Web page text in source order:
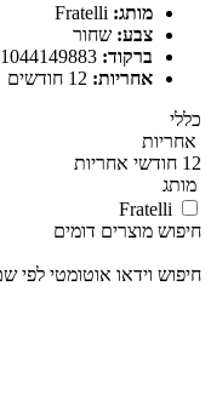
מותג:
צבע: שחור
ברקוד:
אחריות:
כללי
אחריות
12 חודשי אחריות
מותג
חיפוש מוצרים דומים
חיפוש וידאו אוטומטי